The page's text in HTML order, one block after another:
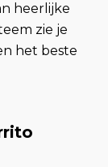
heerlijke
zie je
het beste